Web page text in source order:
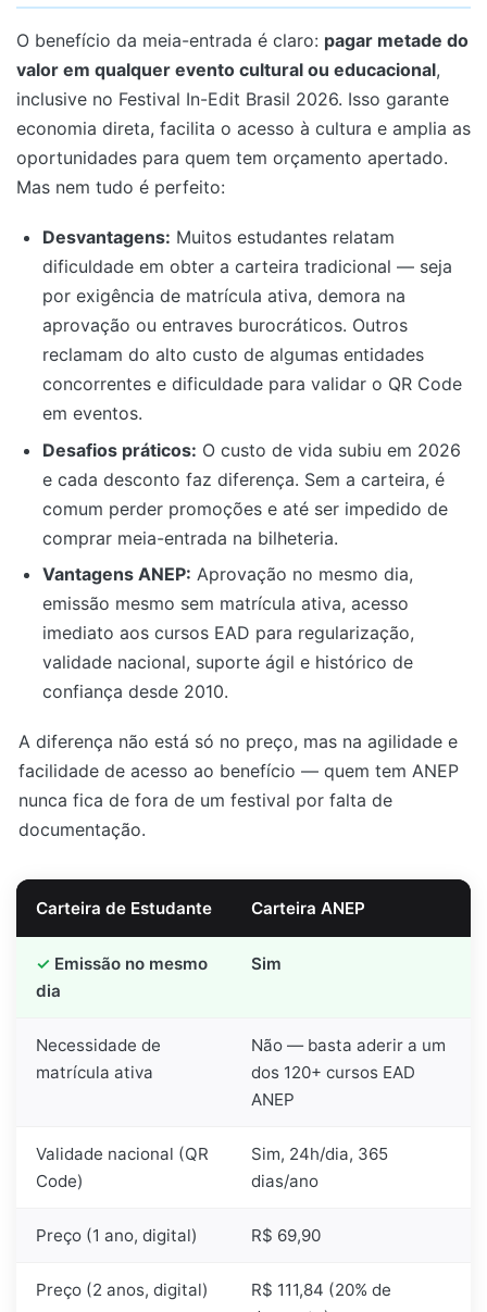
O benefício da meia-entrada é claro: pagar metade do
valor em qualquer evento cultural ou educacional,
inclusive no Festival In-Edit Brasil 2026. Isso garante
economia direta, facilita o acesso à cultura e amplia as
oportunidades para quem tem orçamento apertado.
Mas nem tudo é perfeito:
Desvantagens: Muitos estudantes relatam
dificuldade em obter a carteira tradicional — seja
por exigência de matrícula ativa, demora na
aprovação ou entraves burocráticos. Outros
reclamam do alto custo de algumas entidades
concorrentes e dificuldade para validar o QR Code
em eventos.
Desafios práticos: O custo de vida subiu em 2026
e cada desconto faz diferença. Sem a carteira, é
comum perder promoções e até ser impedido de
comprar meia-entrada na bilheteria.
Vantagens ANEP: Aprovação no mesmo dia,
emissão mesmo sem matrícula ativa, acesso
imediato aos cursos EAD para regularização,
validade nacional, suporte ágil e histórico de
confiança desde 2010.
A diferença não está só no preço, mas na agilidade e
facilidade de acesso ao benefício — quem tem ANEP
nunca fica de fora de um festival por falta de
documentação.
Carteira de Estudante Carteira ANEP
Emissão no mesmo
dia
Sim
Necessidade de
matrícula ativa
Não — basta aderir a um
dos 120+ cursos EAD
ANEP
Validade nacional (QR
Code)
Sim, 24h/dia, 365
dias/ano
Preço (1 ano, digital) R$ 69,90
Preço (2 anos, digital)
R$ 111,84 (20% de